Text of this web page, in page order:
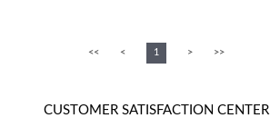
<< < 1 > >>
CUSTOMER SATISFACTION CENTER